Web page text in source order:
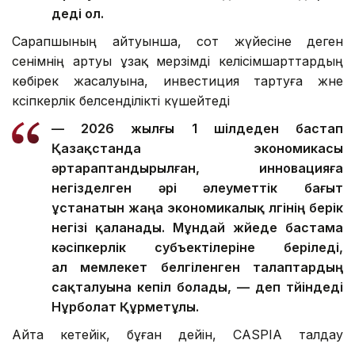
деді ол.
Сарапшының айтуынша, сот жүйесіне деген
сенімнің артуы ұзақ мерзімді келісімшарттардың
көбірек жасалуына, инвестиция тартуға және
кәсіпкерлік белсенділікті күшейтеді
— 2026 жылғы 1 шілдеден бастап
Қазақстанда экономикасы
әртараптандырылған, инновацияға
негізделген әрі әлеуметтік бағыт
ұстанатын жаңа экономикалық үлгінің берік
негізі қаланады. Мұндай жүйеде бастама
кәсіпкерлік субъектілеріне беріледі,
ал мемлекет белгіленген талаптардың
сақталуына кепіл болады, — деп түйіндеді
Нұрболат Құрметұлы.
Айта кетейік, бұған дейін, CASPIA талдау